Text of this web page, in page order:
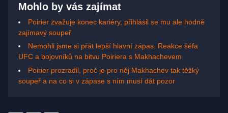
Mohlo by vás zajímat
Poirier zvažuje konec kariéry, přihlásil se mu ale hodně
zajímavý soupeř
Nemohli jsme si přát lepší hlavní zápas. Reakce šéfa
UFC a bojovníků na bitvu Poiriera s Makhachevem
Poirier prozradil, proč je pro něj Makhachev tak těžký
soupeř a na co si v zápase s ním musí dát pozor